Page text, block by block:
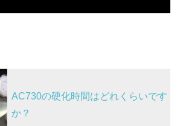
AC730の硬化時間はどれくらいです
か？